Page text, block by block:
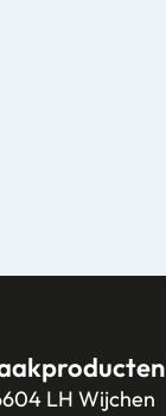
LH Wijchen